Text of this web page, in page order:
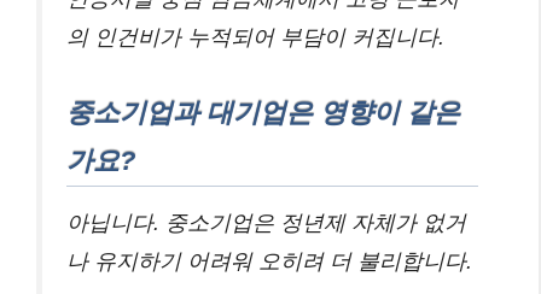
의 인건비가 누적되어 부담이 커집니다.
중소기업과 대기업은 영향이 같은
가요?
아닙니다. 중소기업은 정년제 자체가 없거
나 유지하기 어려워 오히려 더 불리합니다.